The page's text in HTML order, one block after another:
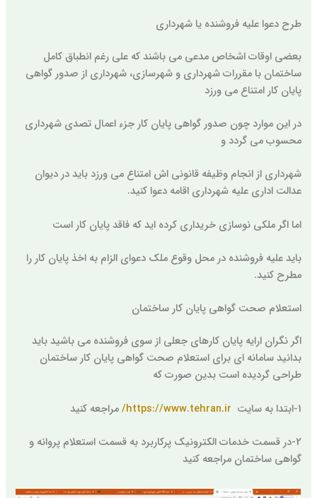
طرح دعوا علیه فروشنده یا شهرداری
بعضی اوقات اشخاص مدعی می باشند که علی رغم انطباق کامل
ساختمان با مقررات شهرداری و شهرسازی، شهرداری از صدور گواهی
پایان کار امتناع می ورزد
در این موارد چون صدور گواهی پایان کار جزء اعمال تصدی شهرداری
محسوب می گردد و
شهرداری از انجام وظیفه قانونی اش امتناع می ورزد باید در دیوان
عدالت اداری علیه شهرداری اقامه دعوا کنید.
اما اگر ملکی نوسازی خریداری کرده اید که فاقد پایان کار است
باید علیه فروشنده در محل وقوع ملک دعوای الزام به اخذ پایان کار را
مطرح کنید.
استعلام صحت گواهی پایان کار ساختمان
اگر نگران ارایه پایان کارهای جعلی از سوی فروشنده می باشید باید
بدانید سامانه ای برای استعلام صحت گواهی پایان کار ساختمان
طراحی گردیده است بدین صورت که
1-ابتدا به سایت https://www.tehran.ir/ مراجعه کنید
2-در قسمت خدمات الکترونیک پرکاربرد به قسمت استعلام پروانه و
گواهی ساختمان مراجعه کنید